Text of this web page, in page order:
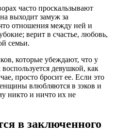
часто проскальзывают
выходит замуж за
отношения между ней и
верит в счастье, любовь,
семьи.
которые убеждают, что у
девушкой, как
просто бросит ее. Если это
влюбляются в зэков и
никто и ничто их не
в заключенного